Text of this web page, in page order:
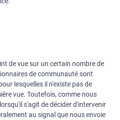
de vue sur un certain nombre de
de communauté sont
lesquelles il n'existe pas de
vue. Toutefois, comme nous
s'agit de décider d'intervenir
au signal que nous envoie